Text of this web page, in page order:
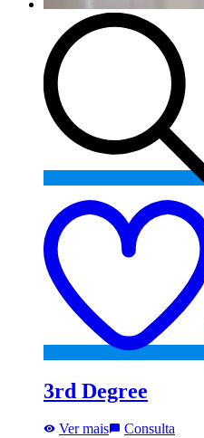
3rd Degree
Ver mais Consulta